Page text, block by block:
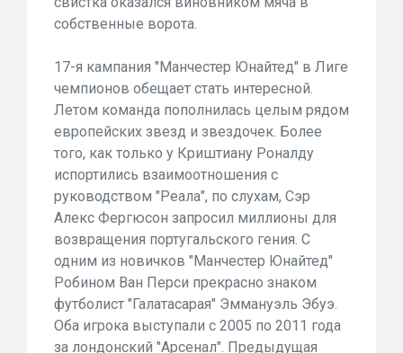
собственные ворота.
17-я кампания "Манчестер Юнайтед" в Лиге
чемпионов обещает стать интересной.
Летом команда пополнилась целым рядом
европейских звезд и звездочек. Более
того, как только у Криштиану Роналду
испортились взаимоотношения с
руководством "Реала", по слухам, Сэр
Алекс Фергюсон запросил миллионы для
возвращения португальского гения. С
одним из новичков "Манчестер Юнайтед"
Робином Ван Перси прекрасно знаком
футболист "Галатасарая" Эммануэль Эбуэ.
Оба игрока выступали с 2005 по 2011 года
за лондонский "Арсенал". Предыдущая